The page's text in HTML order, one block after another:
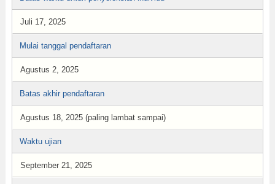
Juli 17, 2025
Mulai tanggal pendaftaran
Agustus 2, 2025
Batas akhir pendaftaran
Agustus 18, 2025 (paling lambat sampai)
Waktu ujian
September 21, 2025